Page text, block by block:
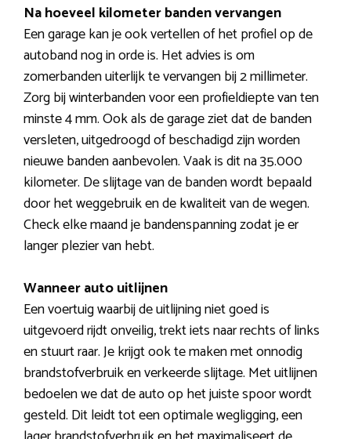
Na hoeveel kilometer banden vervangen
Een garage kan je ook vertellen of het profiel op de
autoband nog in orde is. Het advies is om
zomerbanden uiterlijk te vervangen bij 2 millimeter.
Zorg bij winterbanden voor een profieldiepte van ten
minste 4 mm. Ook als de garage ziet dat de banden
versleten, uitgedroogd of beschadigd zijn worden
nieuwe banden aanbevolen. Vaak is dit na 35.000
kilometer. De slijtage van de banden wordt bepaald
door het weggebruik en de kwaliteit van de wegen.
Check elke maand je bandenspanning zodat je er
langer plezier van hebt.
Wanneer auto uitlijnen
Een voertuig waarbij de uitlijning niet goed is
uitgevoerd rijdt onveilig, trekt iets naar rechts of links
en stuurt raar. Je krijgt ook te maken met onnodig
brandstofverbruik en verkeerde slijtage. Met uitlijnen
bedoelen we dat de auto op het juiste spoor wordt
gesteld. Dit leidt tot een optimale wegligging, een